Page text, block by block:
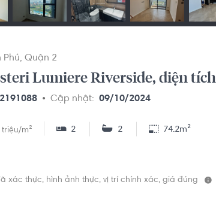
Phú Quận 2
Lumiere Riverside, diện tích
Cập nhật: 09/10/2024
triệu/m² 2 2 74.2m²
xác thực, hình ảnh thực, vị trí chính xác, giá đúng